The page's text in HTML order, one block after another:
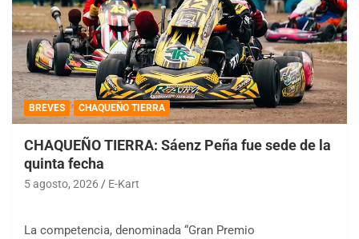
BREVES CHAQUEÑO TIERRA
CHAQUEÑO TIERRA: Sáenz Peña fue sede de la
quinta fecha
5 agosto, 2026 E-Kart
La competencia, denominada “Gran Premio